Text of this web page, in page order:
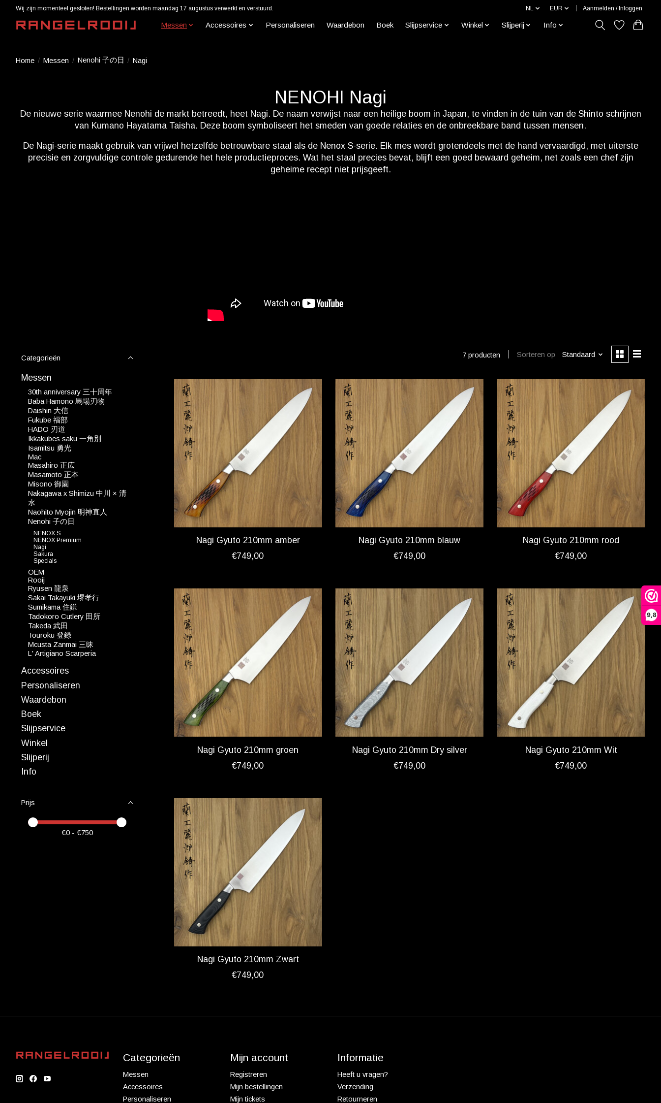
9,8
Wij zijn momenteel gesloten! Bestellingen worden maandag 17 augustus verwerkt en verstuurd. NL EUR Aanmelden / Inloggen
Messen Accessoires Personaliseren Waardebon Boek Slijpservice Winkel Slijperij Info
Home / Messen / Nenohi 子の日 / Nagi
NENOHI Nagi
De nieuwe serie waarmee Nenohi de markt betreedt, heet Nagi. De naam verwijst naar een heilige boom in Japan, te vinden in de tuin van de Shinto schrijnen
van Kumano Hayatama Taisha. Deze boom symboliseert het smeden van goede relaties en de onbreekbare band tussen mensen.
De Nagi-serie maakt gebruik van vrijwel hetzelfde betrouwbare staal als de Nenox S-serie. Elk mes wordt grotendeels met de hand vervaardigd, met uiterste
precisie en zorgvuldige controle gedurende het hele productieproces. Wat het staal precies bevat, blijft een goed bewaard geheim, net zoals een chef zijn
geheime recept niet prijsgeeft.
Categorieën
Messen
30th anniversary 三十周年
Baba Hamono 馬場刃物
Daishin 大信
Fukube 福部
HADO 刃道
Ikkakubes saku 一角別
Isamitsu 勇光
Mac
Masahiro 正広
Masamoto 正本
Misono 御園
Nakagawa x Shimizu 中川 × 清
水
Naohito Myojin 明神直人
Nenohi 子の日
NENOX S
NENOX Premium
Nagi
Sakura
Specials
OEM
Rooij
Ryusen 龍泉
Sakai Takayuki 堺孝行
Sumikama 住鎌
Tadokoro Cutlery 田所
Takeda 武田
Touroku 登録
Mcusta Zanmai 三昧
L' Artigiano Scarperia
Accessoires
Personaliseren
Waardebon
Boek
Slijpservice
Winkel
Slijperij
Info
Prijs
Minimale prijswaarde
Price maximum value
€0 - €750
7 producten Sorteren op Standaard
Nagi Gyuto 210mm amber
€749,00
Nagi Gyuto 210mm blauw
€749,00
Nagi Gyuto 210mm rood
€749,00
Nagi Gyuto 210mm groen
€749,00
Nagi Gyuto 210mm Dry silver
€749,00
Nagi Gyuto 210mm Wit
€749,00
Nagi Gyuto 210mm Zwart
€749,00
Categorieën
Messen
Accessoires
Personaliseren
Mijn account
Registreren
Mijn bestellingen
Mijn tickets
Informatie
Heeft u vragen?
Verzending
Retourneren